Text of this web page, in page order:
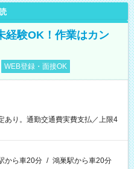
経験OK！作業はカン
WEB登録・面接OK
あり。通勤交通費実費支払／上限4
から車20分 / 鴻巣駅から車20分